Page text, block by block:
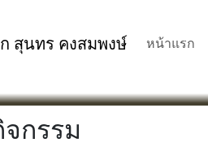
หน้าแรก
กรรม